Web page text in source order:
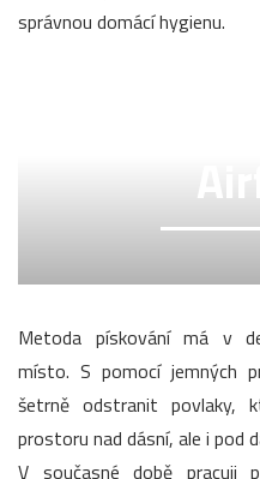
správnou domácí hygienu.
Metoda pískování má v
místo. S pomocí jemných
šetrně odstranit povlaky,
prostoru nad dásní, ale i pod
V současné době pracuji